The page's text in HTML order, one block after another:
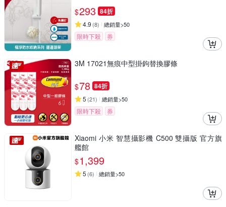
$293 84折
4.9 (8) 總銷量>50
限時下殺 券
3M 17021無痕中型掛鉤替換膠條
$78 84折
5 (21) 總銷量>50
限時下殺 券
Xiaomi 小米 智慧攝影機 C500 雙攝版 官方旗
艦館
$1,399
5 (6) 總銷量>50